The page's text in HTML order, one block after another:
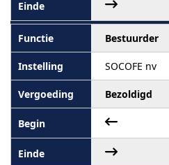
Bestuurder
SOCOFE nv
Bezoldigd